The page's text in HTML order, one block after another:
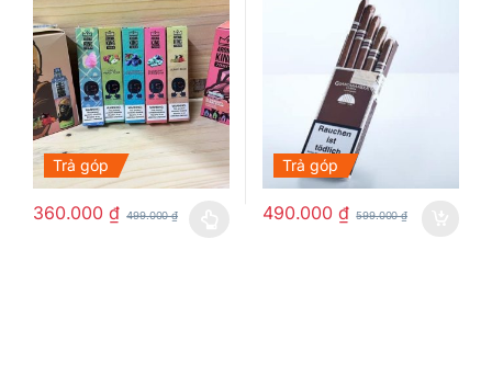
Trả góp
360.000 ₫ 499.000₫
Sản phẩm này có nhiều biến thể. Các tùy chọn có thể được
Trả góp
490.000 ₫ 599.000₫